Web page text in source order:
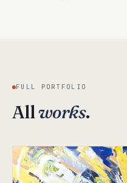
FULL PORTFOLIO
Allworks.